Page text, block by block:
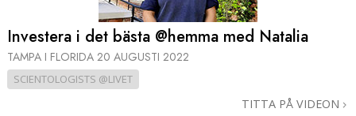
Investera i det bästa @hemma med Natalia
TAMPA I FLORIDA 20 AUGUSTI 2022
SCIENTOLOGISTS @LIVET
TITTA PÅ VIDEON